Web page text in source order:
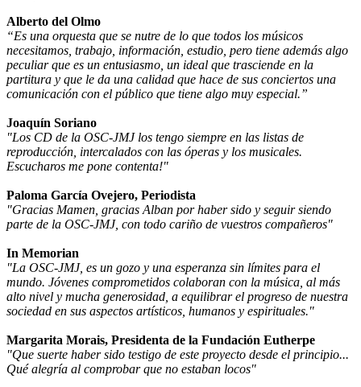
Alberto del Olmo
“Es una orquesta que se nutre de lo que todos los músicos
necesitamos, trabajo, información, estudio, pero tiene además algo
peculiar que es un entusiasmo, un ideal que trasciende en la
partitura y que le da una calidad que hace de sus conciertos una
comunicación con el público que tiene algo muy especial.”
Joaquín Soriano
"Los CD de la OSC-JMJ los tengo siempre en las listas de
reproducción, intercalados con las óperas y los musicales.
Escucharos me pone contenta!"
Paloma García Ovejero, Periodista
"Gracias Mamen, gracias Alban por haber sido y seguir siendo
parte de la OSC-JMJ, con todo cariño de vuestros compañeros"
In Memorian
"La OSC-JMJ, es un gozo y una esperanza sin límites para el
mundo. Jóvenes comprometidos colaboran con la música, al más
alto nivel y mucha generosidad, a equilibrar el progreso de nuestra
sociedad en sus aspectos artísticos, humanos y espirituales."
Margarita Morais, Presidenta de la Fundación Eutherpe
"Que suerte haber sido testigo de este proyecto desde el principio...
Qué alegría al comprobar que no estaban locos"